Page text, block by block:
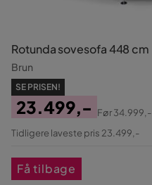
Rotunda sovesofa 448 cm
Brun
SE PRISEN!
Pris
23.499,-
Original
Før34.999,-
Tidligere laveste pris 23.499,-
Få tilbage